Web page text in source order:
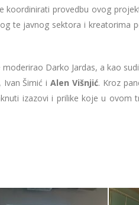
koordinirati provedbu ovog
te javnog sektora i kreatorima
Darko Jardas, a kao
Ivan Šimić iAlen Višnjić. Kroz
izazovi i prilike koje u ovom